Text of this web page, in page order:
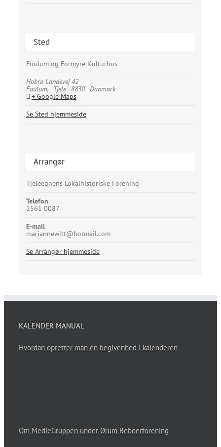
Sted
Foulum og Formyre Kulturhus
Hobro Landevej 42
Foulum, Tjele 8830 Danmark
+ Google Maps
Se Sted hjemmeside
Arrangør
Tjeleegnens Lokalhistoriske Forening
Telefon
2561 0087
E-mail
mariannewitt@hotmail.com
Se Arrangør hjemmeside
KALENDER MANUAL
Hvordan opretter man en begivenhed i kalenderen
Om MedieGruppen under Ørum Beboerforening